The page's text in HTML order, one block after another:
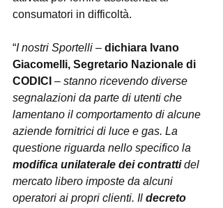
consumatori in difficoltà.
“I nostri Sportelli – dichiara Ivano
Giacomelli, Segretario Nazionale di
CODICI – stanno ricevendo diverse
segnalazioni da parte di utenti che
lamentano il comportamento di alcune
aziende fornitrici di luce e gas. La
questione riguarda nello specifico la
modifica unilaterale dei contratti del
mercato libero imposte da alcuni
operatori ai propri clienti. Il decreto